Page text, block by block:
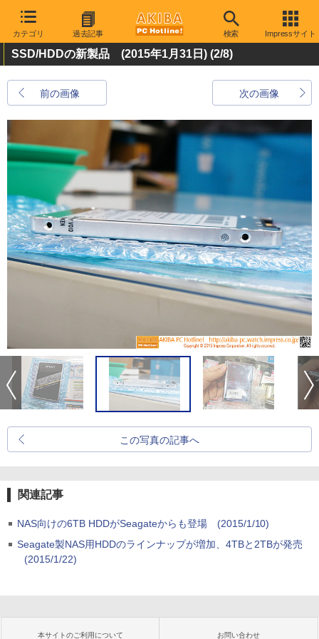
カテゴリ 過去記事 検索 Impressサイト
SSD/HDDの新製品 (2015年1月31日) (2/8)
前の画像 次の画像
この写真の記事へ
関連記事
NAS向けの6TB HDDがSeagateからも登場
(2015/1/10)
Seagate製NAS用HDDのラインナップが増加、4TBと2TBが発売
(2015/1/22)
本サイトのご利用について お問い合わせ